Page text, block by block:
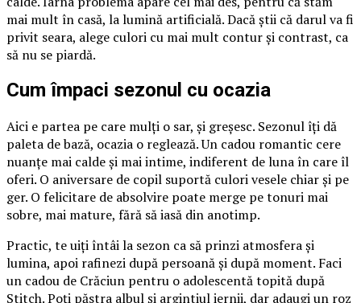
mai mult în casă, la lumină artificială. Dacă știi că darul va fi
privit seara, alege culori cu mai mult contur și contrast, ca
să nu se piardă.
Cum împaci sezonul cu ocazia
Aici e partea pe care mulți o sar, și greșesc. Sezonul îți dă
paleta de bază, ocazia o reglează. Un cadou romantic cere
nuanțe mai calde și mai intime, indiferent de luna în care îl
oferi. O aniversare de copil suportă culori vesele chiar și pe
ger. O felicitare de absolvire poate merge pe tonuri mai
sobre, mai mature, fără să iasă din anotimp.
Practic, te uiți întâi la sezon ca să prinzi atmosfera și
lumina, apoi rafinezi după persoană și după moment. Faci
un cadou de Crăciun pentru o adolescentă topită după
Stitch. Poți păstra albul și argintiul iernii, dar adaugi un roz